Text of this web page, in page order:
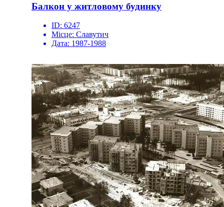
Балкон у житловому будинку
ID: 6247
Місце: Славутич
Дата: 1987-1988